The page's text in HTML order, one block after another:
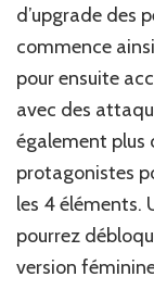
d’upgrade des
commence
pour ensuite
avec des
également plus
protagonistes
les 4 éléments.
pourrez
version